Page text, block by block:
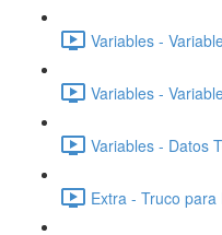
Variables -
Variables -
Variables - Datos
Extra - Truco